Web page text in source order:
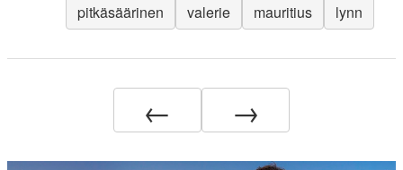
pitkäsäärinen
valerie mauritius lynn
← →